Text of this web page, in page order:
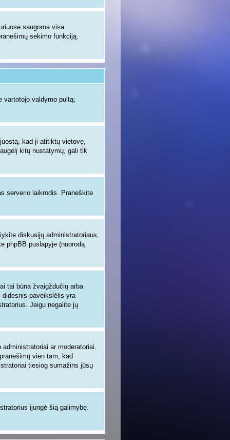
saugoma visa
sekimo funkciją.
vartotojo valdymo pultą;
kad ji atitiktų vietovę,
kitų nustatymų, gali tik
serverio laikrodis. Praneškite
diskusijų administratoriaus,
phpBB puslapyje (nuorodą
tai būna žvaigždučių arba
paveikslėlis yra
Jeigu negalite jų
ar moderatoriai.
vien tam, kad
tiesiog sumažins jūsų
įjungė šią galimybę.